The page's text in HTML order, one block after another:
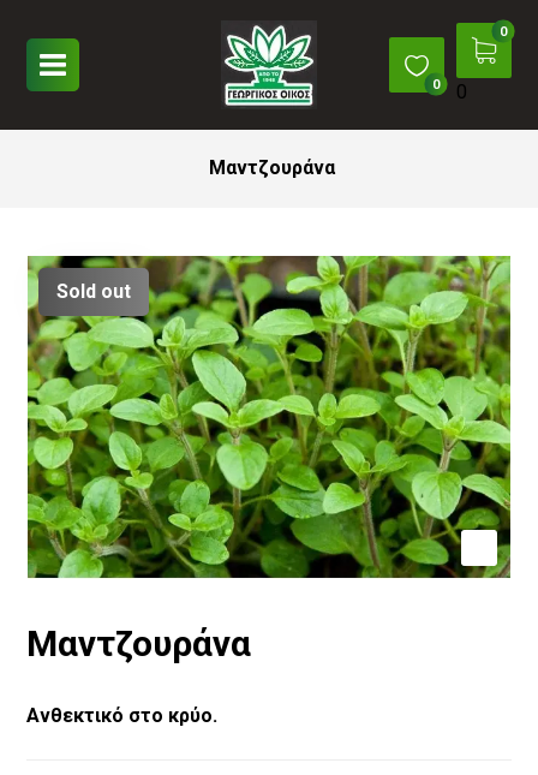
0
Μαντζουράνα
Sold out
Μαντζουράνα
Ανθεκτικό στο κρύο.